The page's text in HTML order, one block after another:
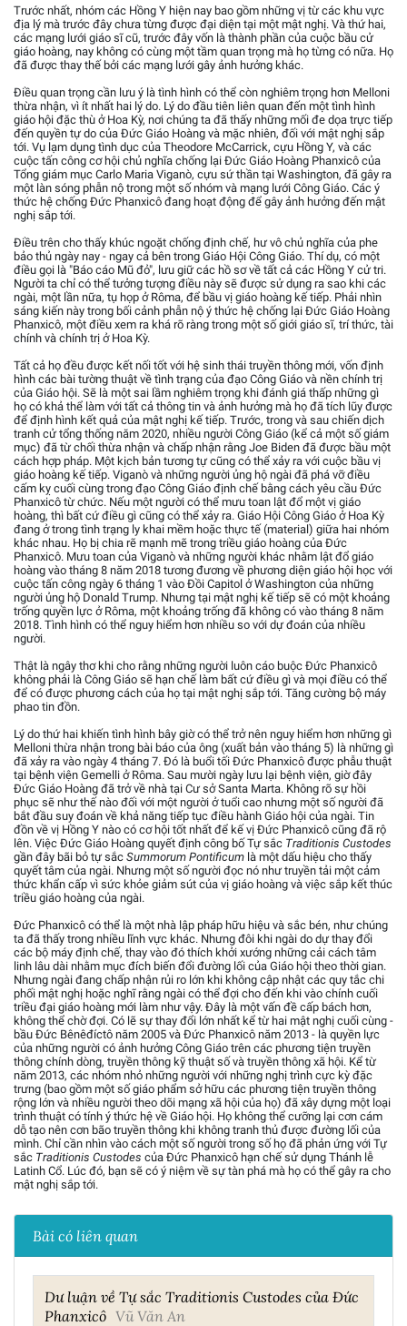
Trước nhất, nhóm các Hồng Y hiện nay bao gồm những vị từ các khu vực
địa lý mà trước đây chưa từng được đại diện tại một mật nghị. Và thứ hai,
các mạng lưới giáo sĩ cũ, trước đây vốn là thành phần của cuộc bầu cử
giáo hoàng, nay không có cùng một tầm quan trọng mà họ từng có nữa. Họ
đã được thay thế bởi các mạng lưới gây ảnh hưởng khác.
Điều quan trọng cần lưu ý là tình hình có thể còn nghiêm trọng hơn Melloni
thừa nhận, vì ít nhất hai lý do. Lý do đầu tiên liên quan đến một tình hình
giáo hội đặc thù ở Hoa Kỳ, nơi chúng ta đã thấy những mối đe dọa trực tiếp
đến quyền tự do của Đức Giáo Hoàng và mặc nhiên, đối với mật nghị sắp
tới. Vụ lạm dụng tình dục của Theodore McCarrick, cựu Hồng Y, và các
cuộc tấn công cơ hội chủ nghĩa chống lại Đức Giáo Hoàng Phanxicô của
Tổng giám mục Carlo Maria Viganò, cựu sứ thần tại Washington, đã gây ra
một làn sóng phẫn nộ trong một số nhóm và mạng lưới Công Giáo. Các ý
thức hệ chống Đức Phanxicô đang hoạt động để gây ảnh hưởng đến mật
nghị sắp tới.
Điều trên cho thấy khúc ngoặt chống định chế, hư vô chủ nghĩa của phe
bảo thủ ngày nay - ngay cả bên trong Giáo Hội Công Giáo. Thí dụ, có một
điều gọi là "Báo cáo Mũ đỏ", lưu giữ các hồ sơ về tất cả các Hồng Y cử tri.
Người ta chỉ có thể tưởng tượng điều này sẽ được sử dụng ra sao khi các
ngài, một lần nữa, tụ họp ở Rôma, để bầu vị giáo hoàng kế tiếp. Phải nhìn
sáng kiến này trong bối cảnh phẫn nộ ý thức hệ chống lại Đức Giáo Hoàng
Phanxicô, một điều xem ra khá rõ ràng trong một số giới giáo sĩ, trí thức, tài
chính và chính trị ở Hoa Kỳ.
Tất cả họ đều được kết nối tốt với hệ sinh thái truyền thông mới, vốn định
hình các bài tường thuật về tình trạng của đạo Công Giáo và nền chính trị
của Giáo hội. Sẽ là một sai lầm nghiêm trọng khi đánh giá thấp những gì
họ có khả thể làm với tất cả thông tin và ảnh hưởng mà họ đã tích lũy được
để định hình kết quả của mật nghị kế tiếp. Trước, trong và sau chiến dịch
tranh cử tổng thống năm 2020, nhiều người Công Giáo (kể cả một số giám
mục) đã từ chối thừa nhận và chấp nhận rằng Joe Biden đã được bầu một
cách hợp pháp. Một kịch bản tương tự cũng có thể xảy ra với cuộc bầu vị
giáo hoàng kế tiếp. Viganò và những người ủng hộ ngài đã phá vỡ điều
cấm kỵ cuối cùng trong đạo Công Giáo định chế bằng cách yêu cầu Đức
Phanxicô từ chức. Nếu một người có thể mưu toan lật đổ một vị giáo
hoàng, thì bất cứ điều gì cũng có thể xảy ra. Giáo Hội Công Giáo ở Hoa Kỳ
đang ở trong tình trạng ly khai mềm hoặc thực tế (material) giữa hai nhóm
khác nhau. Họ bị chia rẽ mạnh mẽ trong triều giáo hoàng của Đức
Phanxicô. Mưu toan của Viganò và những người khác nhằm lật đổ giáo
hoàng vào tháng 8 năm 2018 tương đương về phương diện giáo hội học với
cuộc tấn công ngày 6 tháng 1 vào Đồi Capitol ở Washington của những
người ủng hộ Donald Trump. Nhưng tại mật nghị kế tiếp sẽ có một khoảng
trống quyền lực ở Rôma, một khoảng trống đã không có vào tháng 8 năm
2018. Tình hình có thể nguy hiểm hơn nhiều so với dự đoán của nhiều
người.
Thật là ngây thơ khi cho rằng những người luôn cáo buộc Đức Phanxicô
không phải là Công Giáo sẽ hạn chế làm bất cứ điều gì và mọi điều có thể
để có được phương cách của họ tại mật nghị sắp tới. Tăng cường bộ máy
phao tin đồn.
Lý do thứ hai khiến tình hình bây giờ có thể trở nên nguy hiểm hơn những gì
Melloni thừa nhận trong bài báo của ông (xuất bản vào tháng 5) là những gì
đã xảy ra vào ngày 4 tháng 7. Đó là buổi tối Đức Phanxicô được phẫu thuật
tại bệnh viện Gemelli ở Rôma. Sau mười ngày lưu lại bệnh viện, giờ đây
Đức Giáo Hoàng đã trở về nhà tại Cư sở Santa Marta. Không rõ sự hồi
phục sẽ như thế nào đối với một người ở tuổi cao nhưng một số người đã
bắt đầu suy đoán về khả năng tiếp tục điều hành Giáo hội của ngài. Tin
đồn về vị Hồng Y nào có cơ hội tốt nhất để kế vị Đức Phanxicô cũng đã rộ
lên. Việc Đức Giáo Hoàng quyết định công bố Tự sắc Traditionis Custodes
gần đây bãi bỏ tự sắc Summorum Pontificum là một dấu hiệu cho thấy
quyết tâm của ngài. Nhưng một số người đọc nó như truyền tải một cảm
thức khẩn cấp vì sức khỏe giảm sút của vị giáo hoàng và việc sắp kết thúc
triều giáo hoàng của ngài.
Đức Phanxicô có thể là một nhà lập pháp hữu hiệu và sắc bén, như chúng
ta đã thấy trong nhiều lĩnh vực khác. Nhưng đôi khi ngài do dự thay đổi
các bộ máy định chế, thay vào đó thích khởi xướng những cải cách tâm
linh lâu dài nhằm mục đích biến đổi đường lối của Giáo hội theo thời gian.
Nhưng ngài đang chấp nhận rủi ro lớn khi không cập nhật các quy tắc chi
phối mật nghị hoặc nghĩ rằng ngài có thể đợi cho đến khi vào chính cuối
triều đại giáo hoàng mới làm như vậy. Đây là một vấn đề cấp bách hơn,
không thể chờ đợi. Có lẽ sự thay đổi lớn nhất kể từ hai mật nghị cuối cùng -
bầu Đức Bênêđíctô năm 2005 và Đức Phanxicô năm 2013 - là quyền lực
của những người có ảnh hưởng Công Giáo trên các phương tiện truyền
thông chính dòng, truyền thông kỹ thuật số và truyền thông xã hội. Kể từ
năm 2013, các nhóm nhỏ những người với những nghị trình cực kỳ đặc
trưng (bao gồm một số giáo phẩm sở hữu các phương tiện truyền thông
rộng lớn và nhiều người theo dõi mạng xã hội của họ) đã xây dựng một loại
trình thuật có tính ý thức hệ về Giáo hội. Họ không thể cưỡng lại cơn cám
dỗ tạo nên cơn bão truyền thông khi không tranh thủ được đường lối của
mình. Chỉ cần nhìn vào cách một số người trong số họ đã phản ứng với Tự
sắc Traditionis Custodes của Đức Phanxicô hạn chế sử dụng Thánh lễ
Latinh Cổ. Lúc đó, bạn sẽ có ý niệm về sự tàn phá mà họ có thể gây ra cho
mật nghị sắp tới.
Bài có liên quan
Dư luận về Tự sắc Traditionis Custodes của Đức
Phanxicô Vũ Văn An